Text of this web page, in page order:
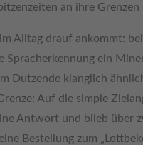
an ihre Grenzen
Alltag drauf ankommt:
Spracherkennung ein
Dutzende klanglich
Auf die simple
Antwort und blieb über
Bestellung zum